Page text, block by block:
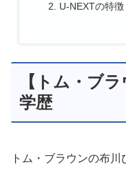
U-NEXTの特徴
【トム・ブ
学歴
トム・ブラウンの布